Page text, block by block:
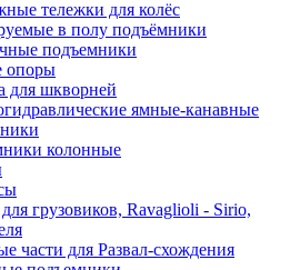
тележки для колёс
в полу подъёмники
подъемники
опоры
для шкворней
ямные-канавные
колонные
грузовиков, Ravaglioli - Sirio,
части для Развал-схождения